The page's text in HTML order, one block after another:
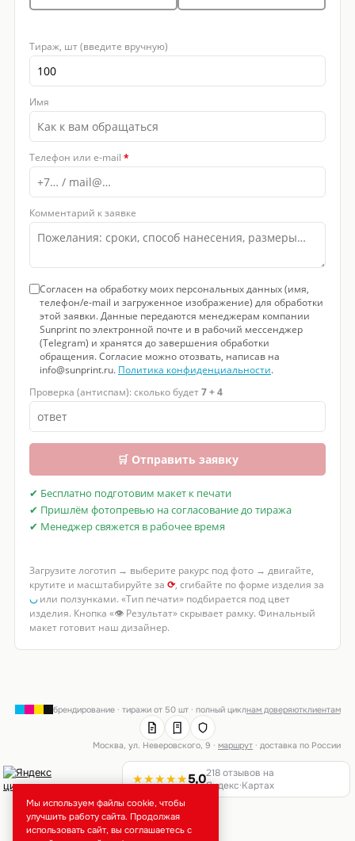
Тираж, шт (введите вручную)
Имя
Телефон или e-mail *
Комментарий к заявке
Согласен на обработку моих персональных данных (имя,
телефон/e-mail и загруженное изображение) для обработки
этой заявки. Данные передаются менеджерам компании
Sunprint по электронной почте и в рабочий мессенджер
(Telegram) и хранятся до завершения обработки
обращения. Согласие можно отозвать, написав на
info@sunprint.ru. Политика конфиденциальности.
Проверка (антиспам): сколько будет7 + 4
🛒 Отправить заявку
✔ Бесплатно подготовим макет к печати
✔ Пришлём фотопревью на согласование до тиража
✔ Менеджер свяжется в рабочее время
Загрузите логотип → выберите ракурс под фото → двигайте,
крутите и масштабируйте за ⟳, сгибайте по форме изделия за
◡или ползунками. «Тип печати» подбирается под цвет
изделия. Кнопка «👁 Результат» скрывает рамку. Финальный
макет готовит наш дизайнер.
брендирование · тиражи от 50 шт · полный циклнам доверяютклиентам
Москва, ул. Неверовского, 9 ·маршрут · доставка по России
★★★★★5,0218 отзывов на
Яндекс·Картах
Мы используем файлы cookie, чтобы
улучшить работу сайта. Продолжая
использовать сайт, вы соглашаетесь с